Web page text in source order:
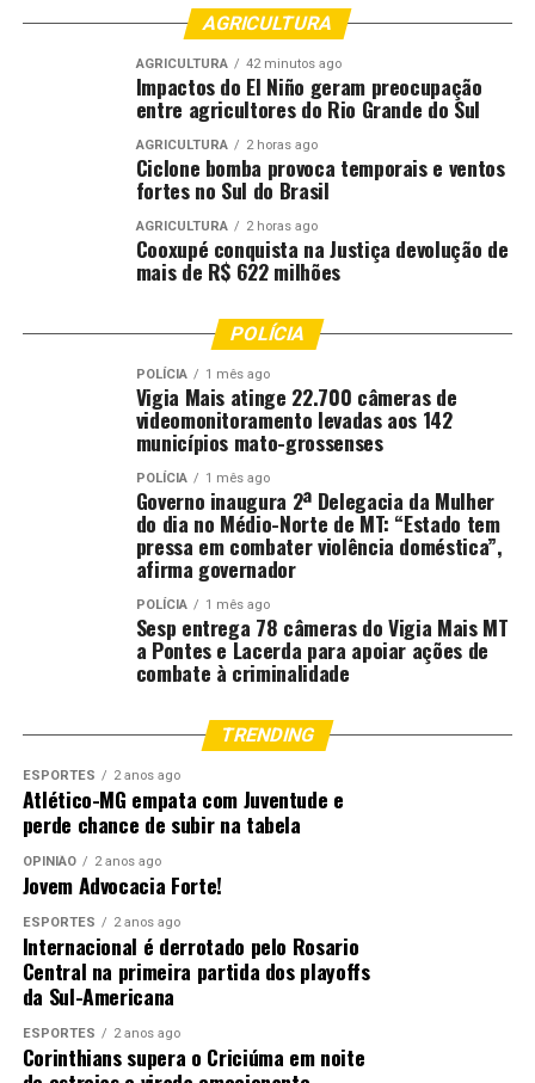
(UFMT), Universidade do Estado de Mato Grosso
(UNEMAT), Secretaria de Estado de Meio Ambiente
(Sema-MT), Instituto Brasileiro do Meio Ambiente e dos
Recursos Naturais Renováveis (Ibama), Instituto
Nacional de Colonização e Reforma Agrária (Incra),
Ordem dos Advogados do Brasil – Seccional Mato Grosso
(OAB-MT), além de diversas entidades representativas
do setor agropecuário e educacional.
Outras informações podem ser obtidas pelo e-mail
Departamento: Assessoria de Comunicação da Esmagis –
[email protected]
Tribunal de Justiça de MT – MT
Comentários
AMBIENTAL CESIMA
CONSCIENTIZAÇÃO
DESTAQUE EDUCAÇÃO
ESCOLAS
LEVARÁ MATO
MATOGROSSO
MT
UP NEXT
Corregedor é agraciado com Diploma da Ordem do
Mérito em Cáceres
Brasil vai às oitavas e Corregedoria entrega álbum da
Copa do Judiciário às unidades
AGRICULTURA
AGRICULTURA 42 minutos ago
Impactos do El Niño geram preocupação
entre agricultores do Rio Grande do Sul
AGRICULTURA 2 horas ago
Ciclone bomba provoca temporais e ventos
fortes no Sul do Brasil
AGRICULTURA 2 horas ago
Cooxupé conquista na Justiça devolução de
mais de R$ 622 milhões
POLÍCIA
POLÍCIA 1 mês ago
Vigia Mais atinge 22.700 câmeras de
videomonitoramento levadas aos 142
municípios mato-grossenses
POLÍCIA 1 mês ago
Governo inaugura 2ª Delegacia da Mulher
do dia no Médio-Norte de MT: “Estado tem
pressa em combater violência doméstica”,
afirma governador
POLÍCIA 1 mês ago
Sesp entrega 78 câmeras do Vigia Mais MT
a Pontes e Lacerda para apoiar ações de
combate à criminalidade
TRENDING
ESPORTES 2 anos ago
Atlético-MG empata com Juventude e
perde chance de subir na tabela
OPINIÃO 2 anos ago
Jovem Advocacia Forte!
ESPORTES 2 anos ago
Internacional é derrotado pelo Rosario
Central na primeira partida dos playoffs
da Sul-Americana
ESPORTES 2 anos ago
Corinthians supera o Criciúma em noite